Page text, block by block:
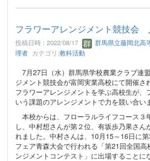
フラワーアレンジメント競技会
投稿日時 : 2022/08/17
群馬県立藤岡北高
理者 カテゴリ:教科活動
7月27日（水）群馬県学校農業クラブ連
ジメント競技会が富岡実業高校にて開催さ
フラワーアレンジメントを学ぶ高校生が、
いう課題のアレンジメントで力を競い合い
本校からは、フローラルライフコース３
し、中村想さんが第２位、有坂歩乃果さん
れました。中村さんは、10月15～16日に
フェア青森大会で行われる「第21回全国高
ンジメントコンテスト」に出場することに